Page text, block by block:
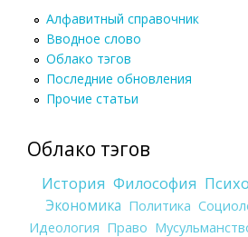
Алфавитный справочник
Вводное слово
Облако тэгов
Последние обновления
Прочие статьи
Облако тэгов
История Философия
Экономика Политика
Идеология Право